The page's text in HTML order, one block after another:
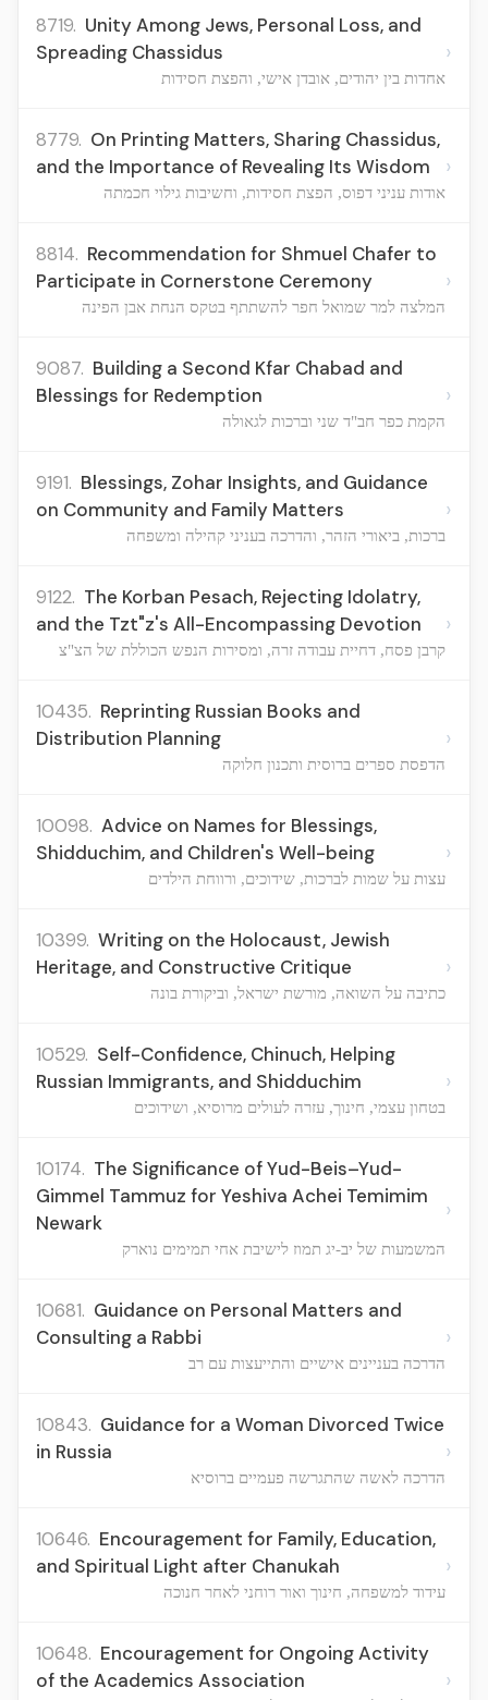
8719. Unity Among Jews, Personal Loss, and
Spreading Chassidus
אחדות בין יהודים, אובדן אישי, והפצת חסידות
›
8779. On Printing Matters, Sharing Chassidus,
and the Importance of Revealing Its Wisdom
אודות עניני דפוס, הפצת חסידות, וחשיבות גילוי חכמתה
›
8814. Recommendation for Shmuel Chafer to
Participate in Cornerstone Ceremony
המלצה למר שמואל חפר להשתתף בטקס הנחת אבן הפינה
›
9087. Building a Second Kfar Chabad and
Blessings for Redemption
הקמת כפר חב"ד שני וברכות לגאולה
›
9191. Blessings, Zohar Insights, and Guidance
on Community and Family Matters
ברכות, ביאורי הזהר, והדרכה בעניני קהילה ומשפחה
›
9122. The Korban Pesach, Rejecting Idolatry,
and the Tzt"z's All-Encompassing Devotion
קרבן פסח, דחיית עבודה זרה, ומסירות הנפש הכוללת של הצ"צ
›
10435. Reprinting Russian Books and
Distribution Planning
הדפסת ספרים ברוסית ותכנון חלוקה
›
10098. Advice on Names for Blessings,
Shidduchim, and Children's Well-being
עצות על שמות לברכות, שידוכים, ורווחת הילדים
›
10399. Writing on the Holocaust, Jewish
Heritage, and Constructive Critique
כתיבה על השואה, מורשת ישראל, וביקורת בונה
›
10529. Self-Confidence, Chinuch, Helping
Russian Immigrants, and Shidduchim
בטחון עצמי, חינוך, עזרה לעולים מרוסיא, ושידוכים
›
10174. The Significance of Yud-Beis–Yud-
Gimmel Tammuz for Yeshiva Achei Temimim
Newark
המשמעות של יב-יג תמוז לישיבת אחי תמימים נוארק
›
10681. Guidance on Personal Matters and
Consulting a Rabbi
הדרכה בעניינים אישיים והתייעצות עם רב
›
10843. Guidance for a Woman Divorced Twice
in Russia
הדרכה לאשה שהתגרשה פעמיים ברוסיא
›
10646. Encouragement for Family, Education,
and Spiritual Light after Chanukah
עידוד למשפחה, חינוך ואור רוחני לאחר חנוכה
›
10648. Encouragement for Ongoing Activity
of the Academics Association
›